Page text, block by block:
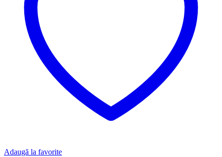
Adaugă la favorite